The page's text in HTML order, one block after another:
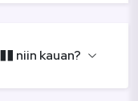
niin kauan?